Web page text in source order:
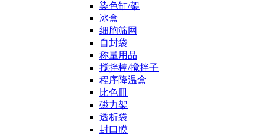
染色缸/架
冰盒
细胞筛网
自封袋
称量用品
搅拌棒/搅拌子
程序降温盒
比色皿
磁力架
透析袋
封口膜